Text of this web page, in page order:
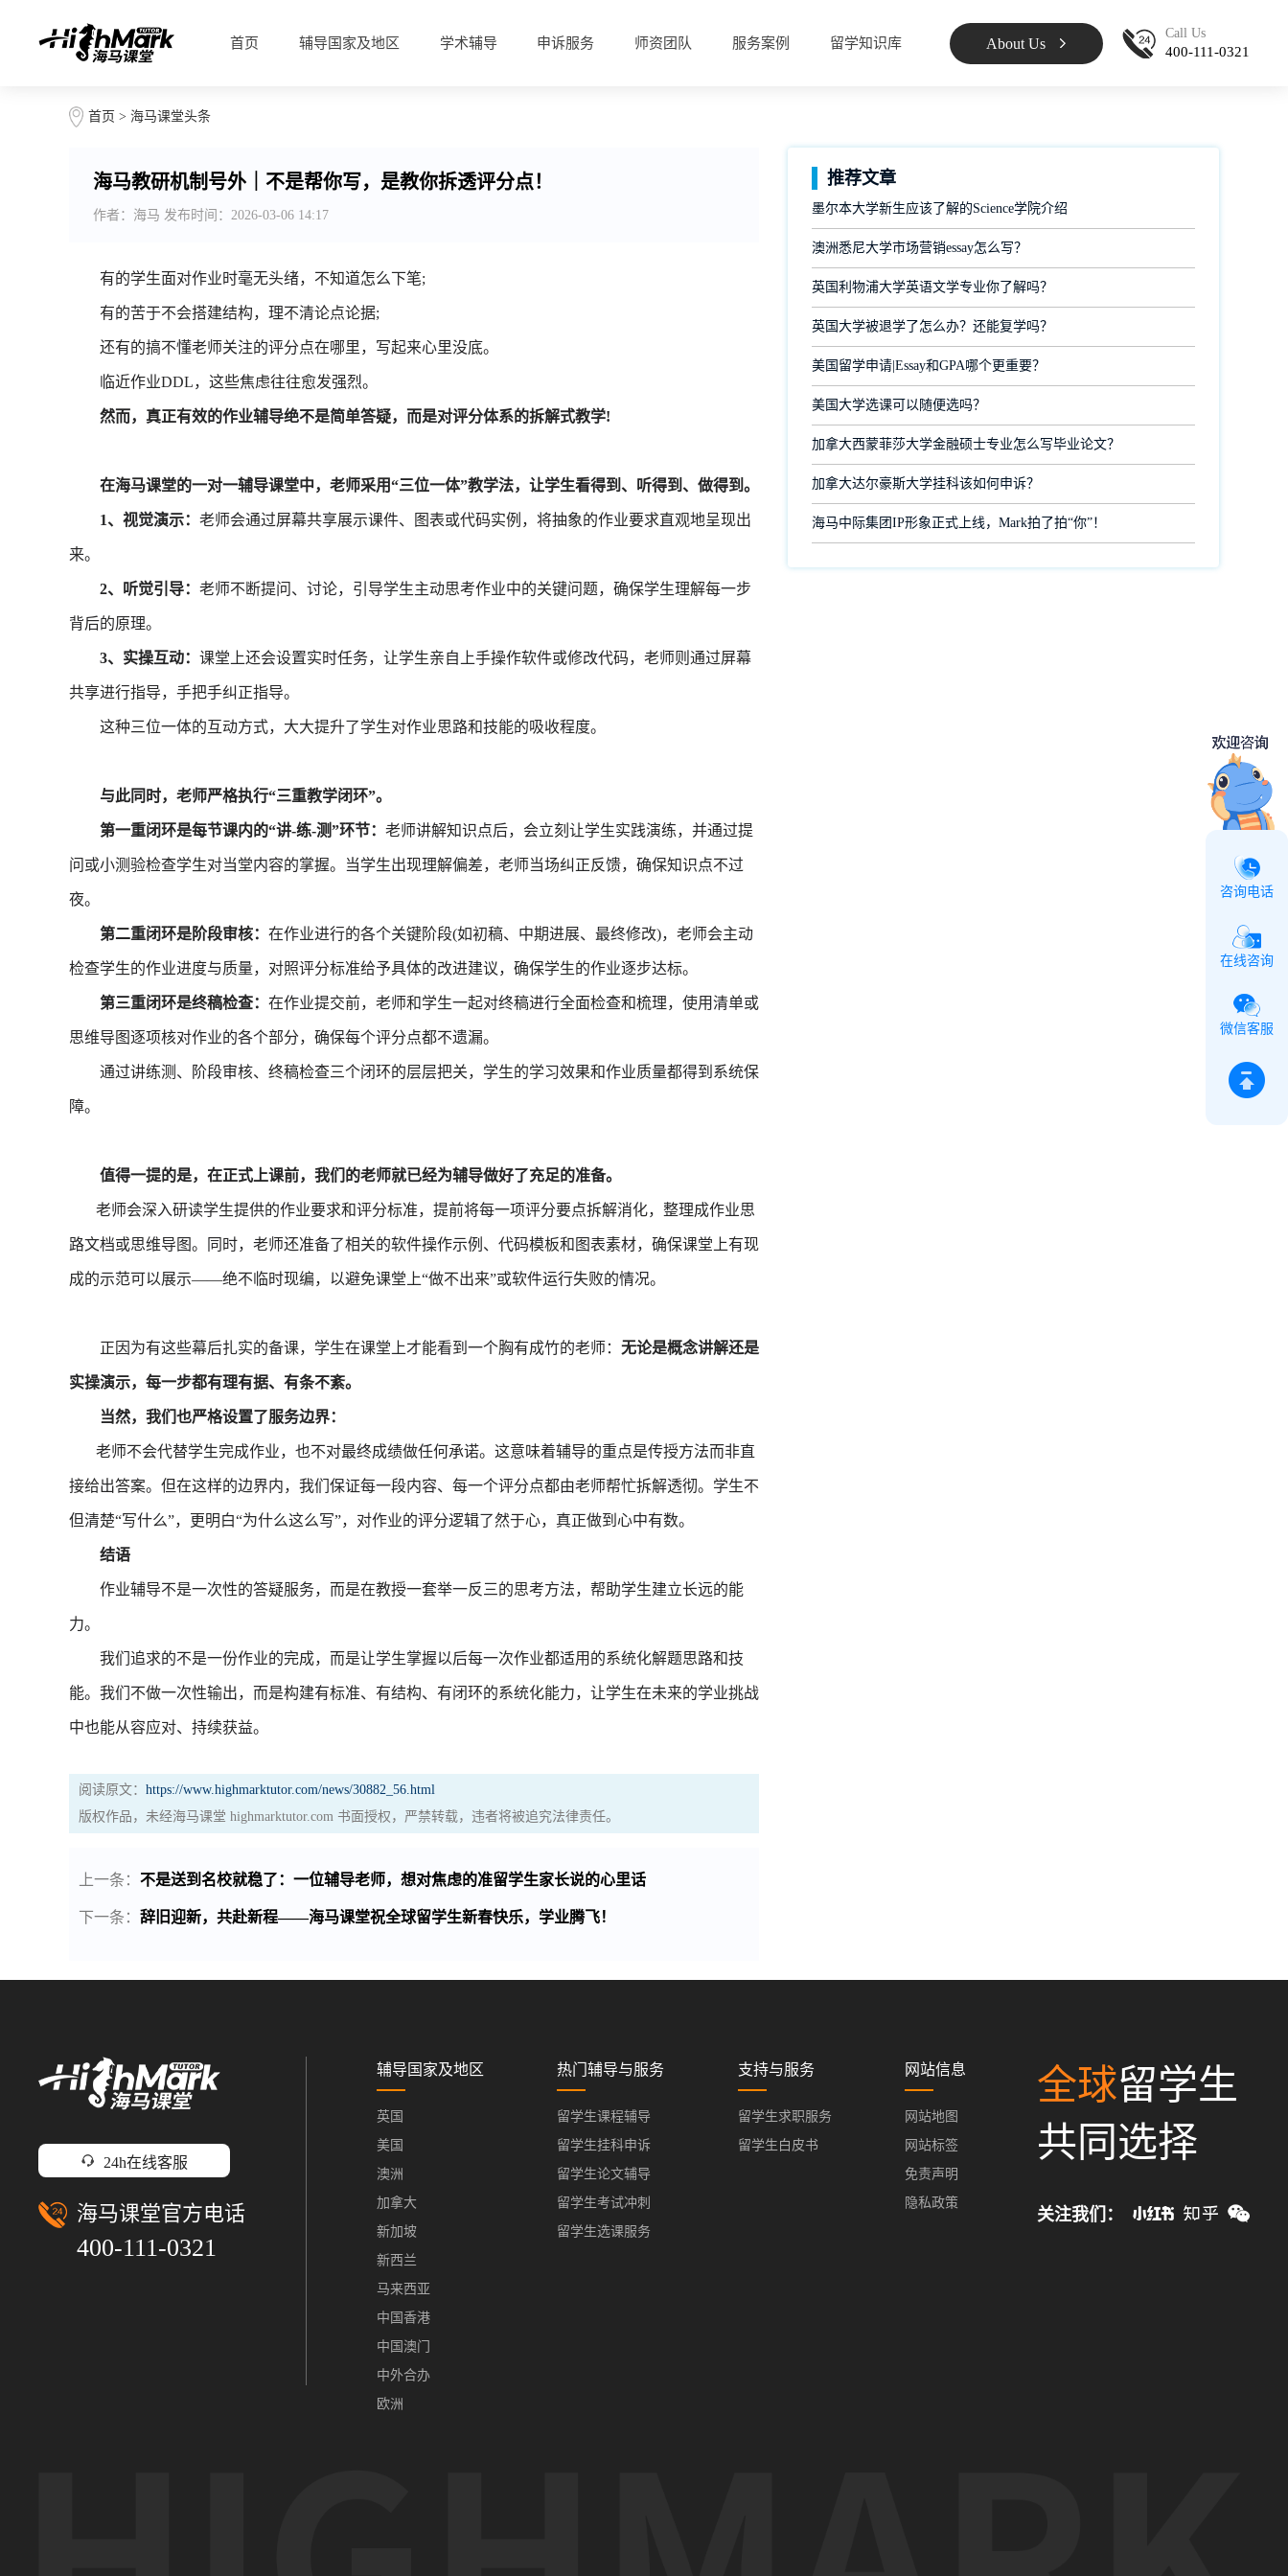
首页 辅导国家及地区 学术辅导 申诉服务 师资团队 服务案例 留学知识库 About Us
Call Us
400-111-0321
首页 > 海马课堂头条
海马教研机制号外｜不是帮你写，是教你拆透评分点！
作者：海马 发布时间：2026-03-06 14:17
有的学生面对作业时毫无头绪，不知道怎么下笔;
有的苦于不会搭建结构，理不清论点论据;
还有的搞不懂老师关注的评分点在哪里，写起来心里没底。
临近作业DDL，这些焦虑往往愈发强烈。
然而，真正有效的作业辅导绝不是简单答疑，而是对评分体系的拆解式教学!
在海马课堂的一对一辅导课堂中，老师采用“三位一体”教学法，让学生看得到、听得到、做得到。
1、视觉演示： 老师会通过屏幕共享展示课件、图表或代码实例，将抽象的作业要求直观地呈现出
来。
2、听觉引导： 老师不断提问、讨论，引导学生主动思考作业中的关键问题，确保学生理解每一步
背后的原理。
3、实操互动： 课堂上还会设置实时任务，让学生亲自上手操作软件或修改代码，老师则通过屏幕
共享进行指导，手把手纠正指导。
这种三位一体的互动方式，大大提升了学生对作业思路和技能的吸收程度。
与此同时，老师严格执行“三重教学闭环”。
第一重闭环是每节课内的“讲-练-测”环节： 老师讲解知识点后，会立刻让学生实践演练，并通过提
问或小测验检查学生对当堂内容的掌握。当学生出现理解偏差，老师当场纠正反馈，确保知识点不过
夜。
第二重闭环是阶段审核： 在作业进行的各个关键阶段(如初稿、中期进展、最终修改)，老师会主动
检查学生的作业进度与质量，对照评分标准给予具体的改进建议，确保学生的作业逐步达标。
第三重闭环是终稿检查： 在作业提交前，老师和学生一起对终稿进行全面检查和梳理，使用清单或
思维导图逐项核对作业的各个部分，确保每个评分点都不遗漏。
通过讲练测、阶段审核、终稿检查三个闭环的层层把关，学生的学习效果和作业质量都得到系统保
障。
值得一提的是，在正式上课前，我们的老师就已经为辅导做好了充足的准备。
老师会深入研读学生提供的作业要求和评分标准，提前将每一项评分要点拆解消化，整理成作业思
路文档或思维导图。同时，老师还准备了相关的软件操作示例、代码模板和图表素材，确保课堂上有现
成的示范可以展示——绝不临时现编，以避免课堂上“做不出来”或软件运行失败的情况。
正因为有这些幕后扎实的备课，学生在课堂上才能看到一个胸有成竹的老师： 无论是概念讲解还是
实操演示，每一步都有理有据、有条不紊。
当然，我们也严格设置了服务边界：
老师不会代替学生完成作业，也不对最终成绩做任何承诺。这意味着辅导的重点是传授方法而非直
接给出答案。但在这样的边界内，我们保证每一段内容、每一个评分点都由老师帮忙拆解透彻。学生不
但清楚“写什么”，更明白“为什么这么写”，对作业的评分逻辑了然于心，真正做到心中有数。
结语
作业辅导不是一次性的答疑服务，而是在教授一套举一反三的思考方法，帮助学生建立长远的能
力。
我们追求的不是一份作业的完成，而是让学生掌握以后每一次作业都适用的系统化解题思路和技
能。我们不做一次性输出，而是构建有标准、有结构、有闭环的系统化能力，让学生在未来的学业挑战
中也能从容应对、持续获益。
阅读原文： https://www.highmarktutor.com/news/30882_56.html
版权作品，未经海马课堂 highmarktutor.com 书面授权，严禁转载，违者将被追究法律责任。
上一条： 不是送到名校就稳了：一位辅导老师，想对焦虑的准留学生家长说的心里话
下一条： 辞旧迎新，共赴新程——海马课堂祝全球留学生新春快乐，学业腾飞！
推荐文章
墨尔本大学新生应该了解的Science学院介绍
澳洲悉尼大学市场营销essay怎么写？
英国利物浦大学英语文学专业你了解吗？
英国大学被退学了怎么办？还能复学吗？
美国留学申请|Essay和GPA哪个更重要？
美国大学选课可以随便选吗？
加拿大西蒙菲莎大学金融硕士专业怎么写毕业论文？
加拿大达尔豪斯大学挂科该如何申诉？
海马中际集团IP形象正式上线，Mark拍了拍“你”！
24h在线客服
海马课堂官方电话
400-111-0321
辅导国家及地区
英国
美国
澳洲
加拿大
新加坡
新西兰
马来西亚
中国香港
中国澳门
中外合办
欧洲
热门辅导与服务
留学生课程辅导
留学生挂科申诉
留学生论文辅导
留学生考试冲刺
留学生选课服务
支持与服务
留学生求职服务
留学生白皮书
网站信息
网站地图
网站标签
免责声明
隐私政策
全球留学生
共同选择
关注我们：
咨询电话
在线咨询
微信客服